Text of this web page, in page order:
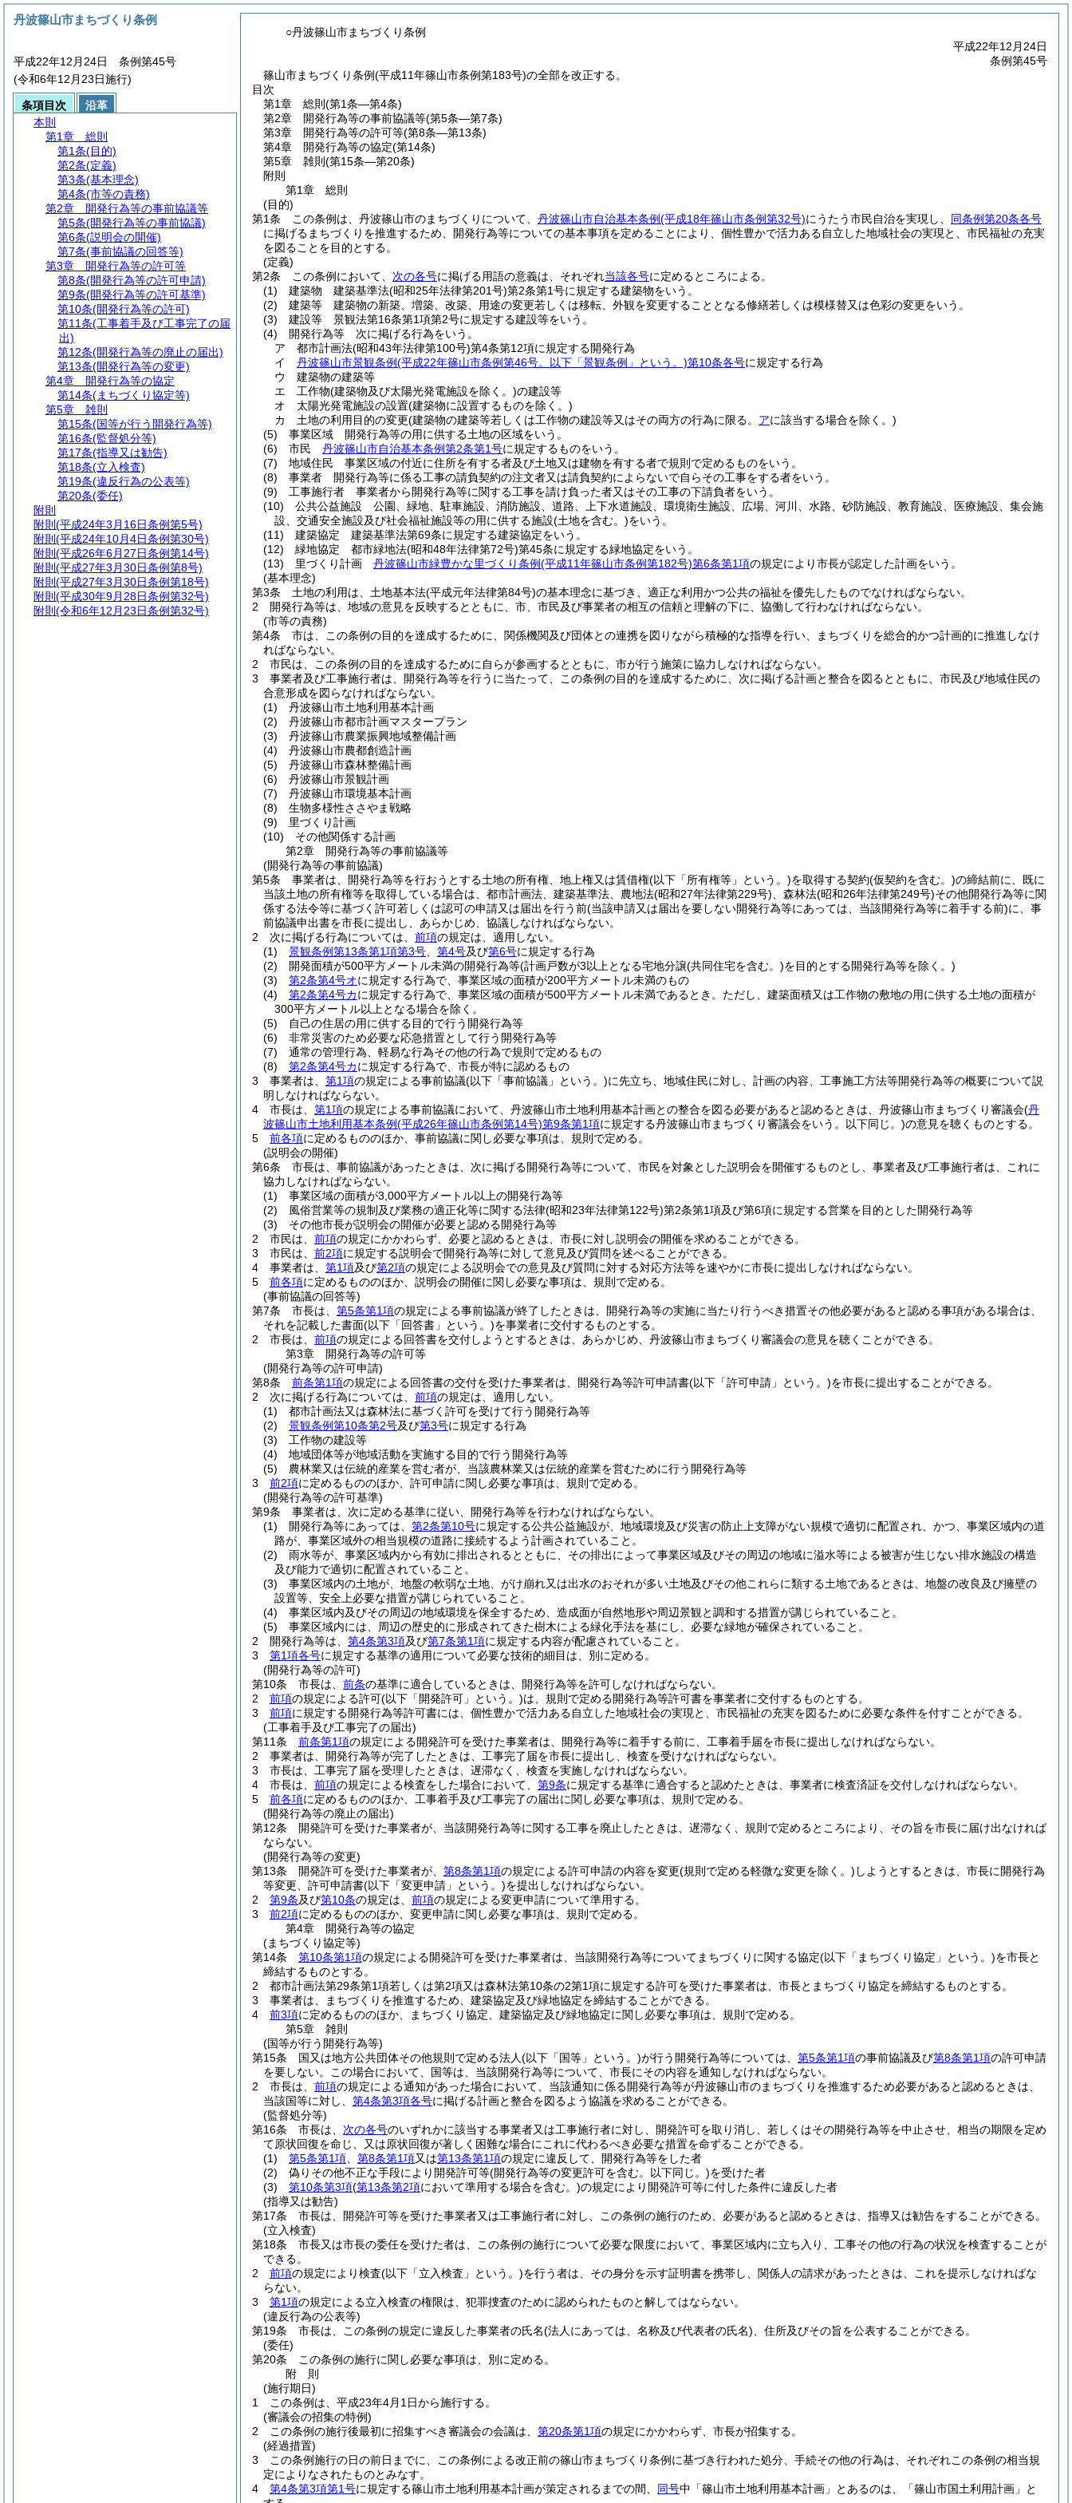
○丹波篠山市まちづくり条例
平成22年12月24日
条例第45号
篠山市まちづくり条例(平成11年篠山市条例第183号)の全部を改正する。
目次
第1章
総則 (第1条―第4条)
第2章
開発行為等の事前協議等(第5条―第7条)
第3章
開発行為等の許可等(第8条―第13条)
第4章
開発行為等の協定(第14条)
第5章
雑則 (第15条―第20条)
附則
第1章
総則
(目的)
第1条
この条例は、丹波篠山市のまちづくりについて、 丹波篠山市自治基本条例(平成18年篠山市条例第32号)にうたう市民自治を実現し、 同条例第20条各号
に掲げるまちづくりを推進するため、開発行為等についての基本事項を定めることにより、個性豊かで活力ある自立した地域社会の実現と、市民福祉の充実
を図ることを目的とする。
(定義)
第2条
この条例において、 次の各号に掲げる用語の意義は、それぞれ当該各号に定めるところによる。
(1)
建築物 建築基準法(昭和25年法律第201号)第2条第1号に規定する建築物をいう。
(2)
建築等 建築物の新築、増築、改築、用途の変更若しくは移転、外観を変更することとなる修繕若しくは模様替又は色彩の変更をいう。
(3)
建設等 景観法第16条第1項第2号に規定する建設等をいう。
(4)
開発行為等 次に掲げる行為をいう。
ア
都市計画法(昭和43年法律第100号)第4条第12項に規定する開発行為
イ
丹波篠山市景観条例(平成22年篠山市条例第46号。以下「景観条例」という。)第10条各号に規定する行為
ウ
建築物の建築等
エ
工作物(建築物及び太陽光発電施設を除く。)の建設等
オ
太陽光発電施設の設置(建築物に設置するものを除く。)
カ
土地の利用目的の変更(建築物の建築等若しくは工作物の建設等又はその両方の行為に限る。 アに該当する場合を除く。)
(5)
事業区域 開発行為等の用に供する土地の区域をいう。
(6)
市民 丹波篠山市自治基本条例第2条第1号に規定するものをいう。
(7)
地域住民 事業区域の付近に住所を有する者及び土地又は建物を有する者で規則で定めるものをいう。
(8)
事業者 開発行為等に係る工事の請負契約の注文者又は請負契約によらないで自らその工事をする者をいう。
(9)
工事施行者 事業者から開発行為等に関する工事を請け負った者又はその工事の下請負者をいう。
(10)
公共公益施設 公園、緑地、駐車施設、消防施設、道路、上下水道施設、環境衛生施設、広場、河川、水路、砂防施設、教育施設、医療施設、集会施
設、交通安全施設及び社会福祉施設等の用に供する施設(土地を含む。)をいう。
(11)
建築協定 建築基準法第69条に規定する建築協定をいう。
(12)
緑地協定 都市緑地法(昭和48年法律第72号)第45条に規定する緑地協定をいう。
(13)
里づくり計画 丹波篠山市緑豊かな里づくり条例(平成11年篠山市条例第182号)第6条第1項の規定により市長が認定した計画をいう。
(基本理念)
第3条
土地の利用は、土地基本法(平成元年法律第84号)の基本理念に基づき、適正な利用かつ公共の福祉を優先したものでなければならない。
2
開発行為等は、地域の意見を反映するとともに、市、市民及び事業者の相互の信頼と理解の下に、協働して行わなければならない。
(市等の責務)
第4条
市は、この条例の目的を達成するために、関係機関及び団体との連携を図りながら積極的な指導を行い、まちづくりを総合的かつ計画的に推進しなけ
ればならない。
2
市民は、この条例の目的を達成するために自らが参画するとともに、市が行う施策に協力しなければならない。
3
事業者及び工事施行者は、開発行為等を行うに当たって、この条例の目的を達成するために、次に掲げる計画と整合を図るとともに、市民及び地域住民の
合意形成を図らなければならない。
(1)
丹波篠山市土地利用基本計画
(2)
丹波篠山市都市計画マスタープラン
(3)
丹波篠山市農業振興地域整備計画
(4)
丹波篠山市農都創造計画
(5)
丹波篠山市森林整備計画
(6)
丹波篠山市景観計画
(7)
丹波篠山市環境基本計画
(8)
生物多様性ささやま戦略
(9)
里づくり計画
(10)
その他関係する計画
第2章
開発行為等の事前協議等
(開発行為等の事前協議)
第5条
事業者は、開発行為等を行おうとする土地の所有権、地上権又は賃借権(以下「所有権等」という。)を取得する契約(仮契約を含む。)の締結前に、既に
当該土地の所有権等を取得している場合は、都市計画法、建築基準法、農地法(昭和27年法律第229号) 、森林法(昭和26年法律第249号)その他開発行為等に関
係する法令等に基づく許可若しくは認可の申請又は届出を行う前(当該申請又は届出を要しない開発行為等にあっては、当該開発行為等に着手する前)に、事
前協議申出書を市長に提出し、あらかじめ、協議しなければならない。
2
次に掲げる行為については、 前項の規定は、適用しない。
(1)
景観条例第13条第1項第3号 第4号及び第6号に規定する行為
(2)
開発面積が500平方メートル未満の開発行為等(計画戸数が3以上となる宅地分譲(共同住宅を含む。)を目的とする開発行為等を除く。)
(3)
第2条第4号オに規定する行為で、事業区域の面積が200平方メートル未満のもの
(4)
第2条第4号カに規定する行為で、事業区域の面積が500平方メートル未満であるとき。 ただし、建築面積又は工作物の敷地の用に供する土地の面積が
300平方メートル以上となる場合を除く。
(5)
自己の住居の用に供する目的で行う開発行為等
(6)
非常災害のため必要な応急措置として行う開発行為等
(7)
通常の管理行為、軽易な行為その他の行為で規則で定めるもの
(8)
第2条第4号カに規定する行為で、市長が特に認めるもの
3
事業者は、 第1項の規定による事前協議(以下「事前協議」という。)に先立ち、地域住民に対し、計画の内容、工事施工方法等開発行為等の概要について説
明しなければならない。
4
市長は、 第1項の規定による事前協議において、丹波篠山市土地利用基本計画との整合を図る必要があると認めるときは、丹波篠山市まちづくり審議会(丹
波篠山市土地利用基本条例(平成26年篠山市条例第14号)第9条第1項に規定する丹波篠山市まちづくり審議会をいう。以下同じ。)の意見を聴くものとする。
5
前各項に定めるもののほか、事前協議に関し必要な事項は、規則で定める。
(説明会の開催)
第6条
市長は、事前協議があったときは、次に掲げる開発行為等について、市民を対象とした説明会を開催するものとし、事業者及び工事施行者は、これに
協力しなければならない。
(1)
事業区域の面積が3,000平方メートル以上の開発行為等
(2)
風俗営業等の規制及び業務の適正化等に関する法律(昭和23年法律第122号)第2条第1項及び第6項に規定する営業を目的とした開発行為等
(3)
その他市長が説明会の開催が必要と認める開発行為等
2
市民は、 前項の規定にかかわらず、必要と認めるときは、市長に対し説明会の開催を求めることができる。
3
市民は、 前2項に規定する説明会で開発行為等に対して意見及び質問を述べることができる。
4
事業者は、 第1項及び第2項の規定による説明会での意見及び質問に対する対応方法等を速やかに市長に提出しなければならない。
5
前各項に定めるもののほか、説明会の開催に関し必要な事項は、規則で定める。
(事前協議の回答等)
第7条
市長は、 第5条第1項の規定による事前協議が終了したときは、開発行為等の実施に当たり行うべき措置その他必要があると認める事項がある場合は、
それを記載した書面(以下「回答書」という。)を事業者に交付するものとする。
2
市長は、 前項の規定による回答書を交付しようとするときは、あらかじめ、丹波篠山市まちづくり審議会の意見を聴くことができる。
第3章
開発行為等の許可等
(開発行為等の許可申請)
第8条
前条第1項の規定による回答書の交付を受けた事業者は、開発行為等許可申請書(以下「許可申請」という。)を市長に提出することができる。
2
次に掲げる行為については、 前項の規定は、適用しない。
(1)
都市計画法又は森林法に基づく許可を受けて行う開発行為等
(2)
景観条例第10条第2号及び第3号に規定する行為
(3)
工作物の建設等
(4)
地域団体等が地域活動を実施する目的で行う開発行為等
(5)
農林業又は伝統的産業を営む者が、当該農林業又は伝統的産業を営むために行う開発行為等
3
前2項に定めるもののほか、許可申請に関し必要な事項は、規則で定める。
(開発行為等の許可基準)
第9条
事業者は、次に定める基準に従い、開発行為等を行わなければならない。
(1)
開発行為等にあっては、 第2条第10号に規定する公共公益施設が、地域環境及び災害の防止上支障がない規模で適切に配置され、かつ、事業区域内の道
路が、事業区域外の相当規模の道路に接続するよう計画されていること。
(2)
雨水等が、事業区域内から有効に排出されるとともに、その排出によって事業区域及びその周辺の地域に溢水等による被害が生じない排水施設の構造
及び能力で適切に配置されていること。
(3)
事業区域内の土地が、地盤の軟弱な土地、がけ崩れ又は出水のおそれが多い土地及びその他これらに類する土地であるときは、地盤の改良及び擁壁の
設置等、安全上必要な措置が講じられていること。
(4)
事業区域内及びその周辺の地域環境を保全するため、造成面が自然地形や周辺景観と調和する措置が講じられていること。
(5)
事業区域内には、周辺の歴史的に形成されてきた樹木による緑化手法を基にし、必要な緑地が確保されていること。
2
開発行為等は、 第4条第3項及び第7条第1項に規定する内容が配慮されていること。
3
第1項各号に規定する基準の適用について必要な技術的細目は、別に定める。
(開発行為等の許可)
第10条
市長は、 前条の基準に適合しているときは、開発行為等を許可しなければならない。
2
前項の規定による許可(以下「開発許可」という。)は、規則で定める開発行為等許可書を事業者に交付するものとする。
3
前項に規定する開発行為等許可書には、個性豊かで活力ある自立した地域社会の実現と、市民福祉の充実を図るために必要な条件を付すことができる。
(工事着手及び工事完了の届出)
第11条
前条第1項の規定による開発許可を受けた事業者は、開発行為等に着手する前に、工事着手届を市長に提出しなければならない。
2
事業者は、開発行為等が完了したときは、工事完了届を市長に提出し、検査を受けなければならない。
3
市長は、工事完了届を受理したときは、遅滞なく、検査を実施しなければならない。
4
市長は、 前項の規定による検査をした場合において、 第9条に規定する基準に適合すると認めたときは、事業者に検査済証を交付しなければならない。
5
前各項に定めるもののほか、工事着手及び工事完了の届出に関し必要な事項は、規則で定める。
(開発行為等の廃止の届出)
第12条
開発許可を受けた事業者が、当該開発行為等に関する工事を廃止したときは、遅滞なく、規則で定めるところにより、その旨を市長に届け出なければ
ならない。
(開発行為等の変更)
第13条
開発許可を受けた事業者が、 第8条第1項の規定による許可申請の内容を変更(規則で定める軽微な変更を除く。) しようとするときは、市長に開発行為
等変更、許可申請書(以下「変更申請」という。)を提出しなければならない。
2
第9条及び第10条の規定は、 前項の規定による変更申請について準用する。
3
前2項に定めるもののほか、変更申請に関し必要な事項は、規則で定める。
第4章
開発行為等の協定
(まちづくり協定等)
第14条
第10条第1項の規定による開発許可を受けた事業者は、当該開発行為等についてまちづくりに関する協定(以下「まちづくり協定」という。)を市長と
締結するものとする。
2
都市計画法第29条第1項若しくは第2項又は森林法第10条の2第1項に規定する許可を受けた事業者は、市長とまちづくり協定を締結するものとする。
3
事業者は、まちづくりを推進するため、建築協定及び緑地協定を締結することができる。
4
前3項に定めるもののほか、まちづくり協定、建築協定及び緑地協定に関し必要な事項は、規則で定める。
第5章
雑則
(国等が行う開発行為等)
第15条
国又は地方公共団体その他規則で定める法人(以下「国等」という。)が行う開発行為等については、 第5条第1項の事前協議及び第8条第1項の許可申請
を要しない。
この場合において、国等は、当該開発行為等について、市長にその内容を通知しなければならない。
2
市長は、 前項の規定による通知があった場合において、当該通知に係る開発行為等が丹波篠山市のまちづくりを推進するため必要があると認めるときは、
当該国等に対し、 第4条第3項各号に掲げる計画と整合を図るよう協議を求めることができる。
(監督処分等)
第16条
市長は、 次の各号のいずれかに該当する事業者又は工事施行者に対し、開発許可を取り消し、若しくはその開発行為等を中止させ、相当の期限を定め
て原状回復を命じ、又は原状回復が著しく困難な場合にこれに代わるべき必要な措置を命ずることができる。
(1)
第5条第1項 第8条第1項又は第13条第1項の規定に違反して、開発行為等をした者
(2)
偽りその他不正な手段により開発許可等(開発行為等の変更許可を含む。以下同じ。)を受けた者
(3)
第10条第3項(第13条第2項において準用する場合を含む。)の規定により開発許可等に付した条件に違反した者
(指導又は勧告)
第17条
市長は、開発許可等を受けた事業者又は工事施行者に対し、この条例の施行のため、必要があると認めるときは、指導又は勧告をすることができる。
(立入検査)
第18条
市長又は市長の委任を受けた者は、この条例の施行について必要な限度において、事業区域内に立ち入り、工事その他の行為の状況を検査することが
できる。
2
前項の規定により検査(以下「立入検査」という。)を行う者は、その身分を示す証明書を携帯し、関係人の請求があったときは、これを提示しなければな
らない。
3
第1項の規定による立入検査の権限は、犯罪捜査のために認められたものと解してはならない。
(違反行為の公表等)
第19条
市長は、この条例の規定に違反した事業者の氏名(法人にあっては、名称及び代表者の氏名) 、住所及びその旨を公表することができる。
(委任)
第20条
この条例の施行に関し必要な事項は、別に定める。
附 則
(施行期日)
1
この条例は、平成23年4月1日から施行する。
(審議会の招集の特例)
2
この条例の施行後最初に招集すべき審議会の会議は、 第20条第1項の規定にかかわらず、市長が招集する。
(経過措置)
3
この条例施行の日の前日までに、この条例による改正前の篠山市まちづくり条例に基づき行われた処分、手続その他の行為は、それぞれこの条例の相当規
定によりなされたものとみなす。
4
第4条第3項第1号に規定する篠山市土地利用基本計画が策定されるまでの間、 同号中「篠山市土地利用基本計画」とあるのは、「篠山市国土利用計画」と
丹波篠山市まちづくり条例
平成22年12月24日 条例第45号
(令和6年12月23日施行)
条項目次
沿革
本則
第1章
総則
第1条(目的)
第2条(定義)
第3条(基本理念)
第4条(市等の責務)
第2章
開発行為等の事前協議等
第5条(開発行為等の事前協議)
第6条(説明会の開催)
第7条(事前協議の回答等)
第3章
開発行為等の許可等
第8条(開発行為等の許可申請)
第9条(開発行為等の許可基準)
第10条(開発行為等の許可)
第11条(工事着手及び工事完了の届
出)
第12条(開発行為等の廃止の届出)
第13条(開発行為等の変更)
第4章
開発行為等の協定
第14条(まちづくり協定等)
第5章
雑則
第15条(国等が行う開発行為等)
第16条(監督処分等)
第17条(指導又は勧告)
第18条(立入検査)
第19条(違反行為の公表等)
第20条(委任)
附則
附則 (平成24年3月16日条例第5号)
附則 (平成24年10月4日条例第30号)
附則 (平成26年6月27日条例第14号)
附則 (平成27年3月30日条例第8号)
附則 (平成27年3月30日条例第18号)
附則 (平成30年9月28日条例第32号)
附則 (令和6年12月23日条例第32号)